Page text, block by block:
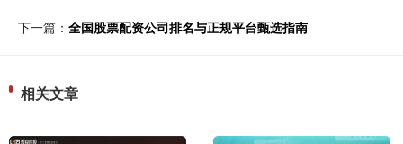
下一篇： 全国股票配资公司排名与正规平台甄选指南
相关文章